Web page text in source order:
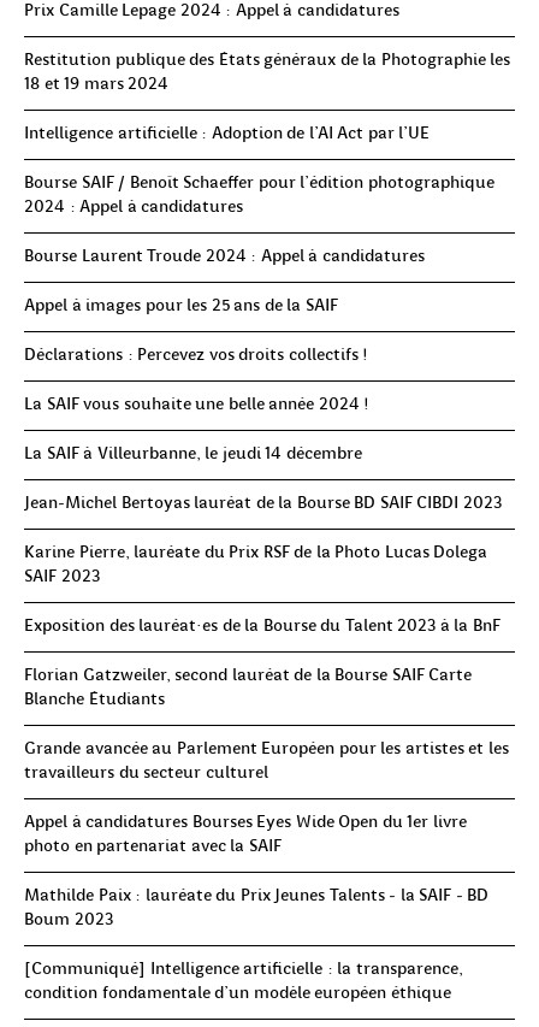
Prix Camille Lepage 2024 : Appel à candidatures
Restitution publique des États généraux de la Photographie les
18 et 19 mars 2024
Intelligence artificielle : Adoption de l'AI Act par l'UE
Bourse SAIF / Benoît Schaeffer pour l’édition photographique
2024 : Appel à candidatures
Bourse Laurent Troude 2024 : Appel à candidatures
Appel à images pour les 25 ans de la SAIF
Déclarations : Percevez vos droits collectifs !
La SAIF vous souhaite une belle année 2024 !
La SAIF à Villeurbanne, le jeudi 14 décembre
Jean-Michel Bertoyas lauréat de la Bourse BD SAIF CIBDI 2023
Karine Pierre, lauréate du Prix RSF de la Photo Lucas Dolega
SAIF 2023
Exposition des lauréat·es de la Bourse du Talent 2023 à la BnF
Florian Gatzweiler, second lauréat de la Bourse SAIF Carte
Blanche Étudiants
Grande avancée au Parlement Européen pour les artistes et les
travailleurs du secteur culturel
Appel à candidatures Bourses Eyes Wide Open du 1er livre
photo en partenariat avec la SAIF
Mathilde Paix : lauréate du Prix Jeunes Talents - la SAIF - BD
Boum 2023
[Communiqué] Intelligence artificielle : la transparence,
condition fondamentale d’un modèle européen éthique